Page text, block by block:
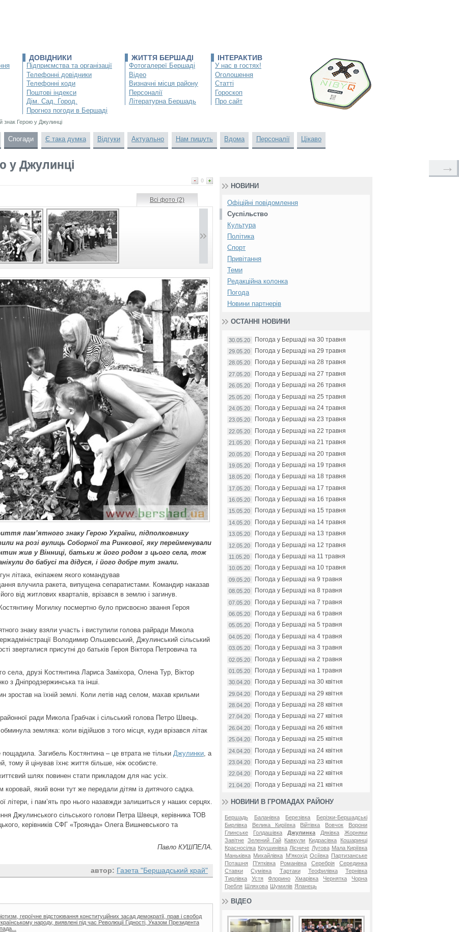
ДОВІДНИКИ
Підприємства та організації
Телефонні довідники
Телефонні коди
Поштові індекси
Дім. Сад. Город.
Прогноз погоди в Бершаді
ЖИТТЯ БЕРШАДІ
Фотогалереї Бершаді
Відео
Визначні місця району
Персоналії
Літературна Бершадь
ІНТЕРАКТИВ
У нас в гостях!
Оголошення
Статті
Гороскоп
Про сайт
знак Герою у Джулинці
Спогади Є така думка Відгуки Актуально Нам пишуть Вдома Персоналії Цікаво
у Джулинці
0
Всі фото (2)
пам’ятного знаку Герою України, підполковнику
на розі вулиць Соборної та Ринкової, яку перейменували
жив у Вінниці, батьки ж його родом з цього села, тож
до бабусі та дідуся, і його добре тут знали.
літака, екіпажем якого командував
влучила ракета, випущена сепаратистами. Командир наказав
від житлових кварталів, врізався в землю і загинув.
Могилку посмертно було присвоєно звання Героя
знаку взяли участь і виступили голова райради Микола
Володимир Ольшевський, Джулинський сільський
зверталися присутні до батьків Героя Віктора Петровича та
села, друзі Костянтина Лариса Заміхора, Олена Тур, Віктор
з Дніпродзержинська та інші.
зростав на їхній землі. Коли летів над селом, махав крильми
ради Микола Грабчак і сільський голова Петро Швець.
земляка: коли відійшов з того місця, куди врізався літак
Загибель Костянтина – це втрата не тільки Джулинки , а
тому й цінував їхнє життя більше, ніж особисте.
шлях повинен стати прикладом для нас усіх.
коровай, який вони тут же передали дітям із дитячого садка.
літери, і пам’ять про нього назавжди залишиться у наших серцях.
Джулинського сільського голови Петра Швеця, керівника ТОВ
керівників СФГ «Троянда» Олега Вишневського та
Павло КУШПЕЛА.
автор: Газета "Бершадський край"
→
героїчне відстоювання конституційних засад демократії, прав і свобод
народу, виявлені під час Революції Гідності, Указом Президента
НОВИНИ
Офіційні повідомлення
Суспільство
Культура
Політика
Спорт
Привітання
Теми
Редакційна колонка
Погода
Новини партнерів
ОСТАННІ НОВИНИ
30.05.20 Погода у Бершаді на 30 травня
29.05.20 Погода у Бершаді на 29 травня
28.05.20 Погода у Бершаді на 28 травня
27.05.20 Погода у Бершаді на 27 травня
26.05.20 Погода у Бершаді на 26 травня
25.05.20 Погода у Бершаді на 25 травня
24.05.20 Погода у Бершаді на 24 травня
23.05.20 Погода у Бершаді на 23 травня
22.05.20 Погода у Бершаді на 22 травня
21.05.20 Погода у Бершаді на 21 травня
20.05.20 Погода у Бершаді на 20 травня
19.05.20 Погода у Бершаді на 19 травня
18.05.20 Погода у Бершаді на 18 травня
17.05.20 Погода у Бершаді на 17 травня
16.05.20 Погода у Бершаді на 16 травня
15.05.20 Погода у Бершаді на 15 травня
14.05.20 Погода у Бершаді на 14 травня
13.05.20 Погода у Бершаді на 13 травня
12.05.20 Погода у Бершаді на 12 травня
11.05.20 Погода у Бершаді на 11 травня
10.05.20 Погода у Бершаді на 10 травня
09.05.20 Погода у Бершаді на 9 травня
08.05.20 Погода у Бершаді на 8 травня
07.05.20 Погода у Бершаді на 7 травня
06.05.20 Погода у Бершаді на 6 травня
05.05.20 Погода у Бершаді на 5 травня
04.05.20 Погода у Бершаді на 4 травня
03.05.20 Погода у Бершаді на 3 травня
02.05.20 Погода у Бершаді на 2 травня
01.05.20 Погода у Бершаді на 1 травня
30.04.20 Погода у Бершаді на 30 квітня
29.04.20 Погода у Бершаді на 29 квітня
28.04.20 Погода у Бершаді на 28 квітня
27.04.20 Погода у Бершаді на 27 квітня
26.04.20 Погода у Бершаді на 26 квітня
25.04.20 Погода у Бершаді на 25 квітня
24.04.20 Погода у Бершаді на 24 квітня
23.04.20 Погода у Бершаді на 23 квітня
22.04.20 Погода у Бершаді на 22 квітня
21.04.20 Погода у Бершаді на 21 квітня
НОВИНИ В ГРОМАДАХ РАЙОНУ
Бершадь Баланівка Березівка
Берізки-Бершадські
Бирлівка
Велика Киріївка Війтівка Вовчок
Ворони
Глинське
Голдашівка Джулинка Дяківка
Жорняки
Завітне Зелений Гай Кавкули Кидрасівка
Кошаринці
Красносілка Крушинівка Лісниче Лугова Мала Киріївка
Маньківка Михайлівка М'якохід Осіївка
Партизанське
Поташня
П'ятківка Романівка Серебрія
Серединка
Ставки
Сумівка Тартаки Теофилівка
Тернівка
Тирлівка
Устя Флорино Хмарівка Чернятка
Чорна
Гребля
Шляхова Шумилів Яланець
ВІДЕО